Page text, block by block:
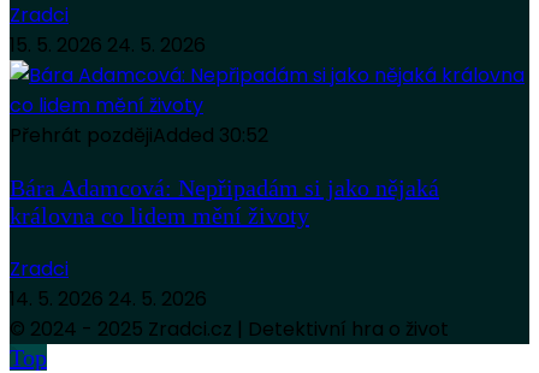
Zradci
15. 5. 2026 24. 5. 2026
Přehrát pozdějiAdded 30:52
Bára Adamcová: Nepřipadám si jako nějaká
královna co lidem mění životy
Zradci
14. 5. 2026 24. 5. 2026
© 2024 - 2025 Zradci.cz | Detektivní hra o život
Top